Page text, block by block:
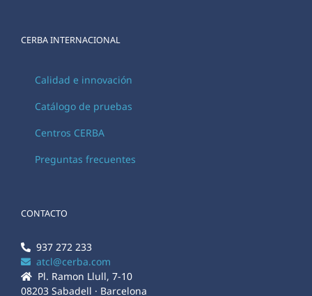
CERBA INTERNACIONAL
Calidad e innovación
Catálogo de pruebas
Centros CERBA
Preguntas frecuentes
CONTACTO
937 272 233
atcl@cerba.com
Pl. Ramon Llull, 7-10
08203 Sabadell · Barcelona